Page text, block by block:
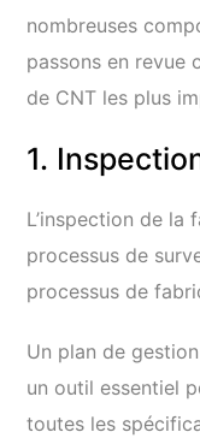
nombreuses
passons en revue
de CNT les plus
1.
L’inspection de la
processus de
processus de
Un plan de
un outil essentiel
toutes les